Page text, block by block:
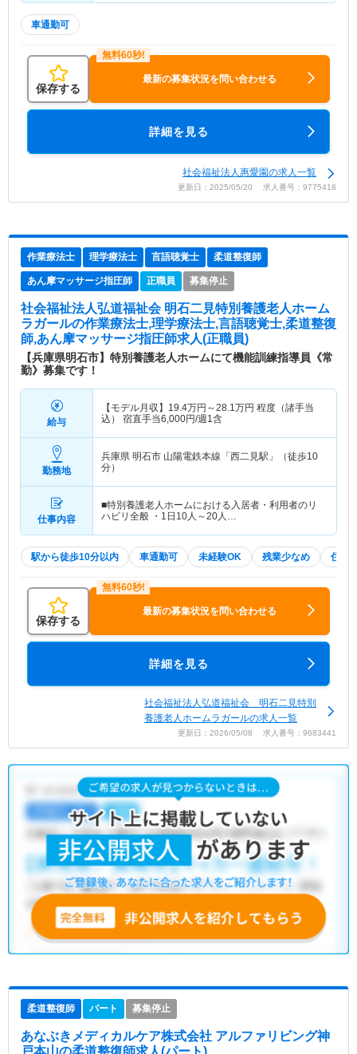
車通勤可
保存する
最新の募集状況を問い合わせる
詳細を見る
社会福祉法人惠愛園の求人一覧
更新日：2025/05/20 求人番号：9775418
作業療法士 理学療法士 言語聴覚士 柔道整復師
あん摩マッサージ指圧師 正職員 募集停止
社会福祉法人弘道福祉会 明石二見特別養護老人ホーム
ラガールの作業療法士,理学療法士,言語聴覚士,柔道整復
師,あん摩マッサージ指圧師求人(正職員)
【兵庫県明石市】特別養護老人ホームにて機能訓練指導員《常
勤》募集です！
給与
【モデル月収】 19.4万円～28.1万円 程度（諸手当
込） 宿直手当6,000円/週1含
勤務地
兵庫県 明石市 山陽電鉄本線「西二見駅」（徒歩10
分）
仕事内容
■特別養護老人ホームにおける入居者・利用者のリ
ハビリ全般 ・1日10人～20人…
駅から徒歩10分以内 車通勤可 未経験OK 残業少なめ 住宅
保存する
最新の募集状況を問い合わせる
詳細を見る
社会福祉法人弘道福祉会 明石二見特別
養護老人ホームラガールの求人一覧
更新日：2026/05/08 求人番号：9683441
柔道整復師 パート 募集停止
あなぶきメディカルケア株式会社 アルファリビング神
戸本山の柔道整復師求人(パート)